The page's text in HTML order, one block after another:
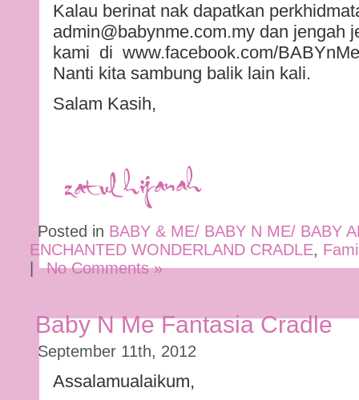
Kalau berinat nak dapatkan
admin@babynme.com.my dan jengah
kami di www.facebook.com/
Nanti kita sambung balik lain kali.
Salam Kasih,
Posted in BABY & ME/ BABY N ME/ BABY
ENCHANTED WONDERLAND CRADLE,
No Comments »
Baby N Me Fantasia Cradle
September 11th, 2012
Assalamualaikum,